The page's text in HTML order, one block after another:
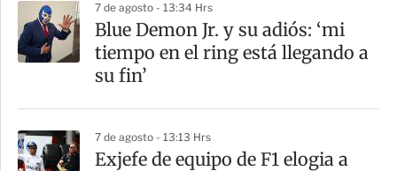
r
7 de agosto - 13:34 Hrs
Blue Demon Jr. y su adiós: ‘mi
tiempo en el ring está llegando a
su fin’
7 de agosto - 13:13 Hrs
Exjefe de equipo de F1 elogia a